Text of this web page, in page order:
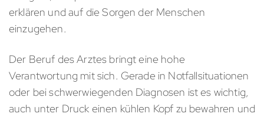
erklären und auf die Sorgen der Menschen
einzugehen.
Der Beruf des Arztes bringt eine hohe
Verantwortung mit sich. Gerade in Notfallsituationen
oder bei schwerwiegenden Diagnosen ist es wichtig,
auch unter Druck einen kühlen Kopf zu bewahren und